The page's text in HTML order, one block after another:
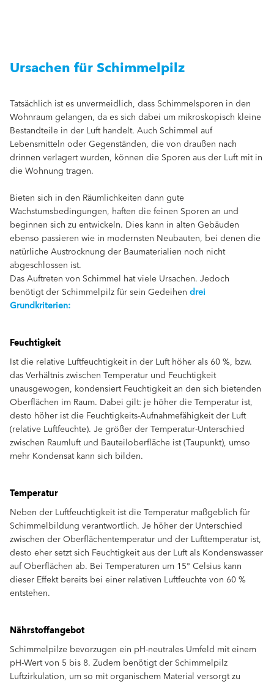
Ursachen für Schimmelpilz
Tatsächlich ist es unvermeidlich, dass Schimmelsporen in den
Wohnraum gelangen, da es sich dabei um mikroskopisch kleine
Bestandteile in der Luft handelt. Auch Schimmel auf
Lebensmitteln oder Gegenständen, die von draußen nach
drinnen verlagert wurden, können die Sporen aus der Luft mit in
die Wohnung tragen.
Bieten sich in den Räumlichkeiten dann gute
Wachstumsbedingungen, haften die feinen Sporen an und
beginnen sich zu entwickeln. Dies kann in alten Gebäuden
ebenso passieren wie in modernsten Neubauten, bei denen die
natürliche Austrocknung der Baumaterialien noch nicht
abgeschlossen ist.
Das Auftreten von Schimmel hat viele Ursachen. Jedoch
benötigt der Schimmelpilz für sein Gedeihen drei
Grundkriterien:
Feuchtigkeit
Ist die relative Luftfeuchtigkeit in der Luft höher als 60 %, bzw.
das Verhältnis zwischen Temperatur und Feuchtigkeit
unausgewogen, kondensiert Feuchtigkeit an den sich bietenden
Oberflächen im Raum. Dabei gilt: je höher die Temperatur ist,
desto höher ist die Feuchtigkeits-Aufnahmefähigkeit der Luft
(relative Luftfeuchte). Je größer der Temperatur-Unterschied
zwischen Raumluft und Bauteiloberfläche ist (Taupunkt), umso
mehr Kondensat kann sich bilden.
Temperatur
Neben der Luftfeuchtigkeit ist die Temperatur maßgeblich für
Schimmelbildung verantwortlich. Je höher der Unterschied
zwischen der Oberflächentemperatur und der Lufttemperatur ist,
desto eher setzt sich Feuchtigkeit aus der Luft als Kondenswasser
auf Oberflächen ab. Bei Temperaturen um 15° Celsius kann
dieser Effekt bereits bei einer relativen Luftfeuchte von 60 %
entstehen.
Nährstoffangebot
Schimmelpilze bevorzugen ein pH-neutrales Umfeld mit einem
pH-Wert von 5 bis 8. Zudem benötigt der Schimmelpilz
Luftzirkulation, um so mit organischem Material versorgt zu